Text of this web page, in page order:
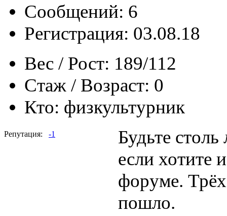
Сообщений: 6
Регистрация: 03.08.18
Вес / Рост: 189/112
Стаж / Возраст: 0
Кто: физкультурник
Репутация: -1
Будьте
если хотите
форуме.
пошло.